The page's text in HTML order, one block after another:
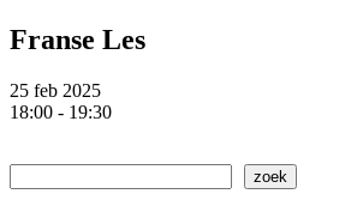
Franse Les
25 feb 2025
18:00 - 19:30
zoek